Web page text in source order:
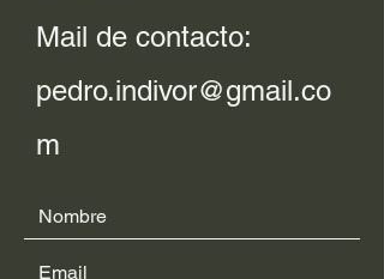
Mail de contacto:
pedro.indivor@gmail.co
m